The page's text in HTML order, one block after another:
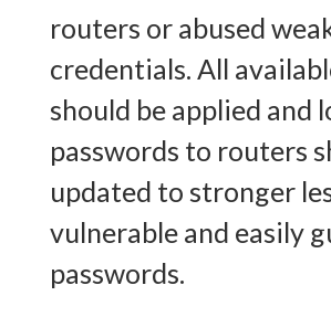
routers or abused
credentials. All
should be applied and
passwords to routers
updated to stronger
vulnerable and easily
passwords.